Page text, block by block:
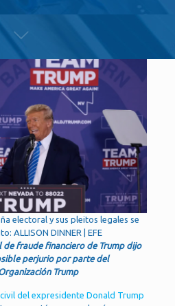
electoral y sus pleitos legales se
ALLISON DINNER | EFE
de fraude financiero de Trump dijo
perjurio por parte del
Trump
del expresidente Donald Trump